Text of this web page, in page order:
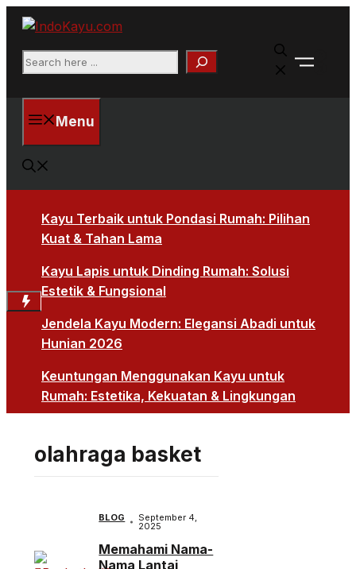
Skip
content
Search
X
Menu
Kayu Terbaik untuk Pondasi Rumah: Pilihan
Kuat & Tahan Lama
Kayu Lapis untuk Dinding Rumah: Solusi
Estetik & Fungsional
Jendela Kayu Modern: Elegansi Abadi untuk
Hunian 2026
Keuntungan Menggunakan Kayu untuk
Rumah: Estetika, Kekuatan & Lingkungan
olahraga basket
BLOG September 4,
2025
Memahami Nama-
Nama Lantai